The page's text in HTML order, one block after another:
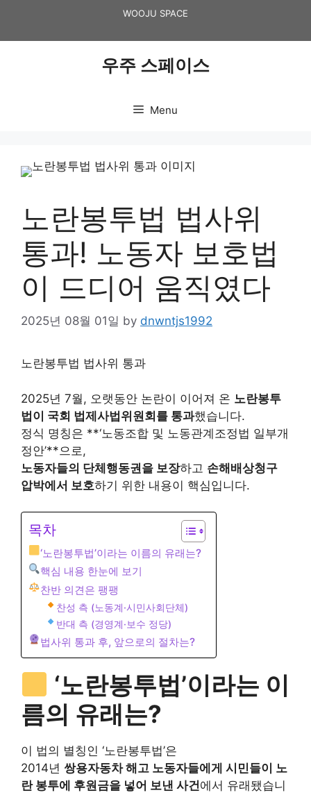
content
WOOJU SPACE
우주 스페이스
Menu
노란봉투법 법사위
통과! 노동자 보호법
이 드디어 움직였다
2025년 08월 01일 by dnwntjs1992
노란봉투법 법사위 통과
2025년 7월, 오랫동안 논란이 이어져 온 노란봉투
법이 국회 법제사법위원회를 통과했습니다.
정식 명칭은 **‘노동조합 및 노동관계조정법 일부개
정안’**으로,
노동자들의 단체행동권을 보장하고 손해배상청구
압박에서 보호하기 위한 내용이 핵심입니다.
목차
‘노란봉투법’이라는 이름의 유래는?
핵심 내용 한눈에 보기
찬반 의견은 팽팽
찬성 측 (노동계·시민사회단체)
반대 측 (경영계·보수 정당)
법사위 통과 후, 앞으로의 절차는?
‘노란봉투법’이라는 이
름의 유래는?
이 법의 별칭인 ‘노란봉투법’은
2014년 쌍용자동차 해고 노동자들에게 시민들이 노
란 봉투에 후원금을 넣어 보낸 사건에서 유래됐습니